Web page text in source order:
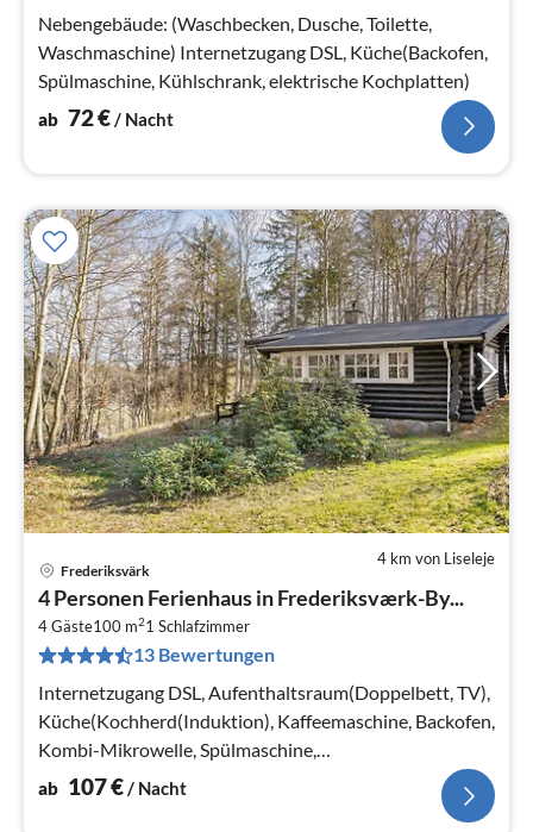
Nebengebäude: (Waschbecken, Dusche, Toilette,
Waschmaschine) Internetzugang DSL, Küche(Backofen,
Spülmaschine, Kühlschrank, elektrische Kochplatten)
ab 72€/ Nacht
4 km von Liseleje
Frederiksvärk
4 Personen Ferienhaus in Frederiksværk-By...
4 Gäste100 m21 Schlafzimmer
13 Bewertungen
Internetzugang DSL, Aufenthaltsraum(Doppelbett, TV),
Küche(Kochherd(Induktion), Kaffeemaschine, Backofen,
Kombi-Mikrowelle, Spülmaschine,
Kühl-/Gefrierkombination)
ab 107€/ Nacht